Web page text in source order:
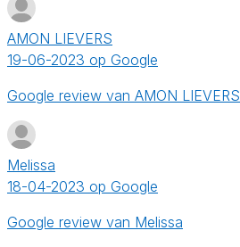
AMON LIEVERS
19-06-2023 op Google
Google review van AMON LIEVERS
Melissa
18-04-2023 op Google
Google review van Melissa